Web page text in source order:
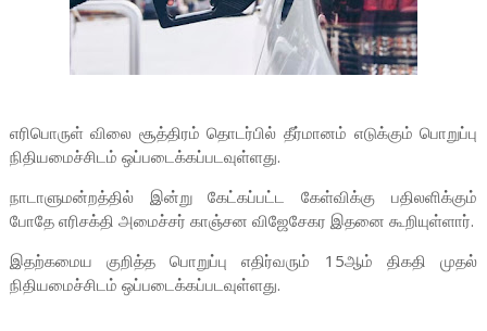
எரிபொருள் விலை சூத்திரம் தொடர்பில் தீர்மானம் எடுக்கும் பொறுப்பு
நிதியமைச்சிடம் ஒப்படைக்கப்படவுள்ளது.
நாடாளுமன்றத்தில் இன்று கேட்கப்பட்ட கேள்விக்கு பதிலளிக்கும்
போதே எரிசக்தி அமைச்சர் காஞ்சன விஜேசேகர இதனை கூறியுள்ளார்.
இதற்கமைய குறித்த பொறுப்பு எதிர்வரும் 15ஆம் திகதி முதல்
நிதியமைச்சிடம் ஒப்படைக்கப்படவுள்ளது.